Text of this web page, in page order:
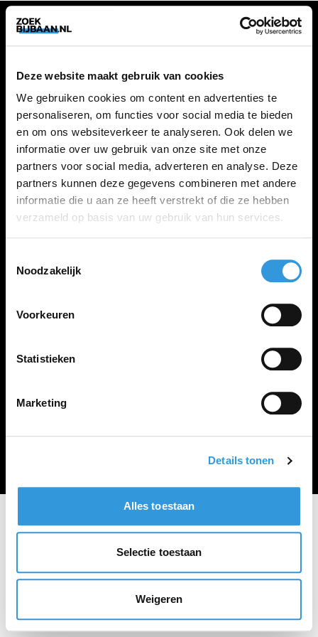
Deze website maakt gebruik van cookies
We gebruiken cookies om content en advertenties te
personaliseren, om functies voor social media te bieden
en om ons websiteverkeer te analyseren. Ook delen we
informatie over uw gebruik van onze site met onze
partners voor social media, adverteren en analyse. Deze
partners kunnen deze gegevens combineren met andere
informatie die u aan ze heeft verstrekt of die ze hebben
verzameld op basis van uw gebruik van hun services.
Noodzakelijk
Voorkeuren
Statistieken
Marketing
Details tonen
Alles toestaan
Selectie toestaan
Weigeren
ZOEKBIJBAAN
FAQ
Kennis maken met MELON
VACATURES
Alle vacatures